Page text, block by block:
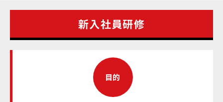
新入社員研修
目的